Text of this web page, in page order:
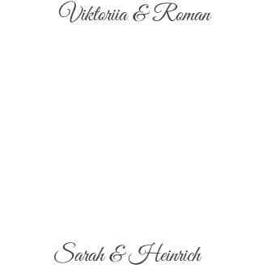
Viktoriia & Roman
Sarah & Heinrich